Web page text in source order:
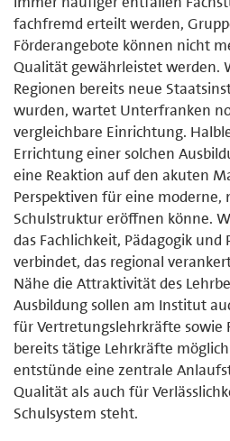
fachfremd erteilt werden,
Förderangebote können nicht
Qualität gewährleistet werden.
Regionen bereits neue
wurden, wartet Unterfranken
vergleichbare Einrichtung.
Errichtung einer solchen
eine Reaktion auf den akuten
Perspektiven für eine moderne,
Schulstruktur eröffnen könne.
das Fachlichkeit, Pädagogik
verbindet, das regional
Nähe die Attraktivität des
Ausbildung sollen am Institut
für Vertretungslehrkräfte sowie
bereits tätige Lehrkräfte
entstünde eine zentrale
Qualität als auch für
Schulsystem steht.